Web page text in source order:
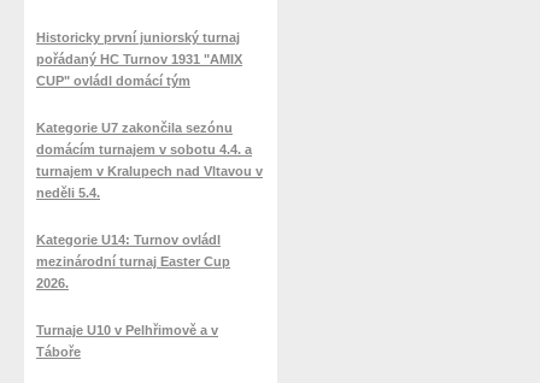
Historicky první juniorský turnaj
pořádaný HC Turnov 1931 "AMIX
CUP" ovládl domácí tým
Kategorie U7 zakončila sezónu
domácím turnajem v sobotu 4.4. a
turnajem v Kralupech nad Vltavou v
neděli 5.4.
Kategorie U14: Turnov ovládl
mezinárodní turnaj Easter Cup
2026.
Turnaje U10 v Pelhřimově a v
Táboře